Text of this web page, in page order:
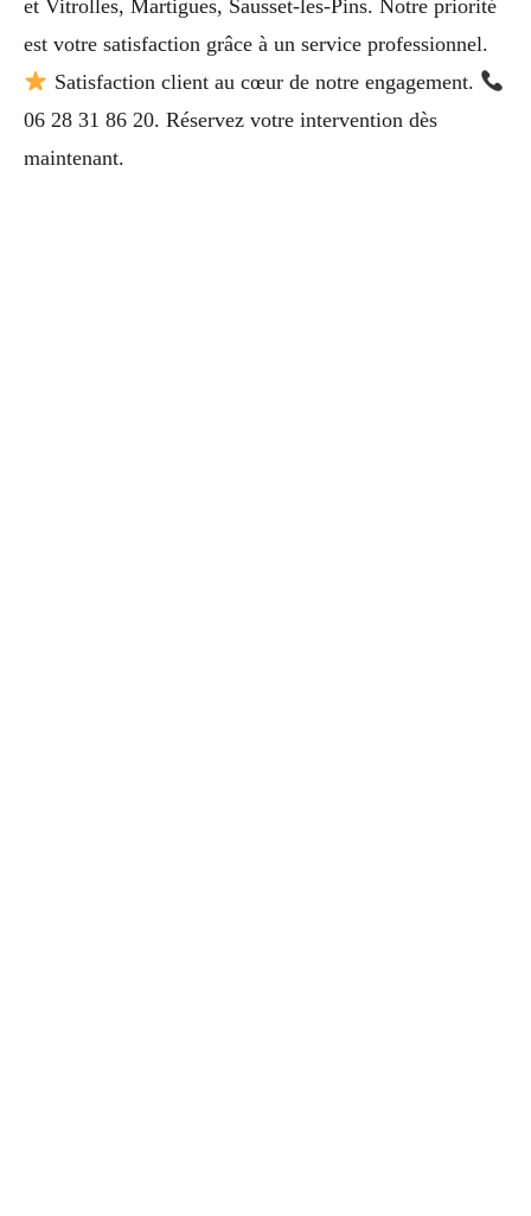
et Vitrolles, Martigues, Sausset-les-Pins. Notre priorité
est votre satisfaction grâce à un service professionnel.
Satisfaction client au cœur de notre engagement.
06 28 31 86 20. Réservez votre intervention dès
maintenant.